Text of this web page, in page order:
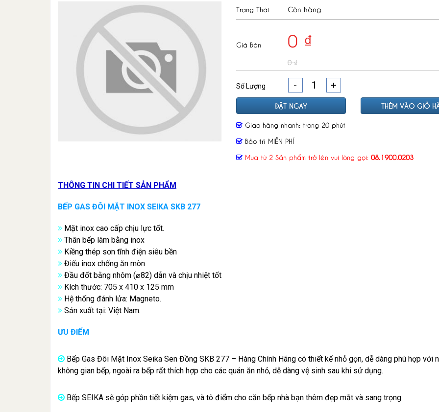
Trạng Thái Còn hàng
Giá Bán 0 ₫
0 ₫
Số Lượng - +
ĐẶT NGAY THÊM VÀO GIỎ
Giao hàng nhanh: trong 20 phút
Bảo trì MIỄN PHÍ
Mua từ 2 Sản phẩm trở lên vui lòng gọi:08.1900.0203
THÔNG TIN CHI TIẾT SẢN PHẨM
BẾP GAS ĐÔI MẶT INOX SEIKA SKB 277
Mặt inox cao cấp chịu lực tốt.
Thân bếp làm bằng inox
Kiềng thép sơn tĩnh điện siêu bền
Điếu inox chống ăn mòn
Đầu đốt bằng nhôm (⌀82) dẫn và chịu nhiệt tốt
Kích thước: 705 x 410 x 125 mm
Hệ thống đánh lửa: Magneto.
Sản xuất tại: Việt Nam.
ƯU ĐIỂM
Bếp Gas Đôi Mặt Inox Seika Sen Đồng SKB 277 – Hàng Chính Hãng có thiết kế nhỏ gọn, dễ dàng phù hợp với
không gian bếp, ngoài ra bếp rất thích hợp cho các quán ăn nhỏ, dễ dàng vệ sinh sau khi sử dụng.
Bếp SEIKA sẽ góp phần tiết kiệm gas, và tô điểm cho căn bếp nhà bạn thêm đẹp mắt và sang trọng.